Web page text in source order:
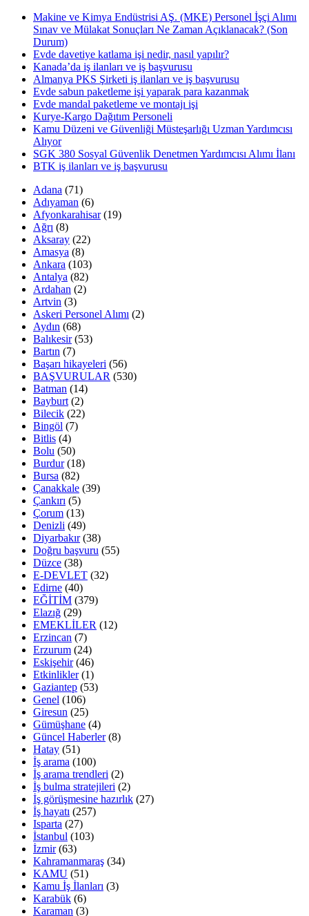
Makine ve Kimya Endüstrisi AŞ. (MKE) Personel İşçi Alımı
Sınav ve Mülakat Sonuçları Ne Zaman Açıklanacak? (Son
Durum)
Evde davetiye katlama işi nedir, nasıl yapılır?
Kanada’da iş ilanları ve iş başvurusu
Almanya PKS Şirketi iş ilanları ve iş başvurusu
Evde sabun paketleme işi yaparak para kazanmak
Evde mandal paketleme ve montajı işi
Kurye-Kargo Dağıtım Personeli
Kamu Düzeni ve Güvenliği Müsteşarlığı Uzman Yardımcısı
Alıyor
SGK 380 Sosyal Güvenlik Denetmen Yardımcısı Alımı İlanı
BTK iş ilanları ve iş başvurusu
Adana (71)
Adıyaman (6)
Afyonkarahisar(19)
Ağrı (8)
Aksaray (22)
Amasya (8)
Ankara (103)
Antalya (82)
Ardahan (2)
Artvin (3)
Askeri Personel Alımı (2)
Aydın (68)
Balıkesir(53)
Bartın (7)
Başarı hikayeleri (56)
BAŞVURULAR (530)
Batman (14)
Bayburt (2)
Bilecik (22)
Bingöl (7)
Bitlis (4)
Bolu (50)
Burdur(18)
Bursa (82)
Çanakkale (39)
Çankırı (5)
Çorum (13)
Denizli (49)
Diyarbakır(38)
Doğru başvuru (55)
Düzce (38)
E-DEVLET (32)
Edirne (40)
EĞİTİM (379)
Elazığ (29)
EMEKLİLER (12)
Erzincan (7)
Erzurum (24)
Eskişehir(46)
Etkinlikler(1)
Gaziantep (53)
Genel (106)
Giresun (25)
Gümüşhane (4)
Güncel Haberler(8)
Hatay (51)
İş arama (100)
İş arama trendleri (2)
İş bulma stratejileri (2)
İş görüşmesine hazırlık (27)
İş hayatı (257)
Isparta (27)
İstanbul (103)
İzmir(63)
Kahramanmaraş (34)
KAMU (51)
Kamu İş İlanları (3)
Karabük (6)
Karaman (3)